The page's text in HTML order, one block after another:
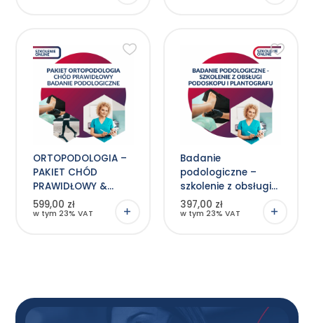
ORTOPODOLOGIA –
PAKIET CHÓD
PRAWIDŁOWY &
BADANIE
PODOLOGICZNE
599,00 zł
w tym 23% VAT
Badanie
podologiczne –
szkolenie z obsługi
podoskopu i
plantografu
397,00 zł
w tym 23% VAT